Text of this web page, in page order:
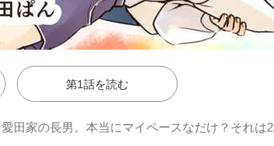
第1話を読む
田家の長男。本当にマイペースなだけ？それは